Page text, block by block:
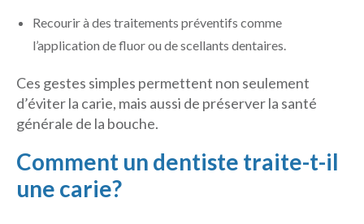
Recourir à des traitements préventifs comme
l’application de fluor ou de scellants dentaires.
Ces gestes simples permettent non seulement
d’éviter la carie, mais aussi de préserver la santé
générale de la bouche.
Comment un dentiste traite-t-il
une carie?